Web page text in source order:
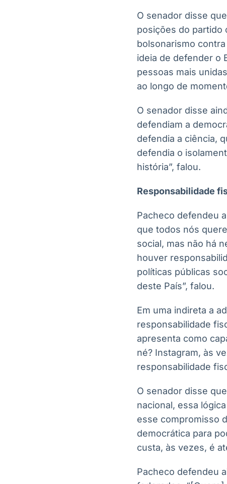
O senador disse
posições do partido
bolsonarismo
ideia de defender o
pessoas mais
ao longo de
O senador disse
defendiam a
defendia a ciência,
defendia o
história”, falou.
Responsabilidade
Pacheco defendeu
que todos nós
social, mas não há
houver
políticas públicas
deste País”, falou.
Em uma indireta a
responsabilidade
apresenta como
né? Instagram, às
responsabilidade
O senador disse
nacional, essa
esse compromisso
democrática para
custa, às vezes, é
Pacheco defendeu